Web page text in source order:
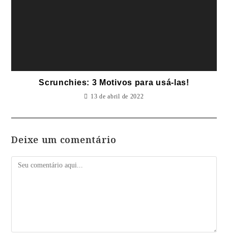
Scrunchies: 3 Motivos para usá-las!
13 de abril de 2022
Deixe um comentário